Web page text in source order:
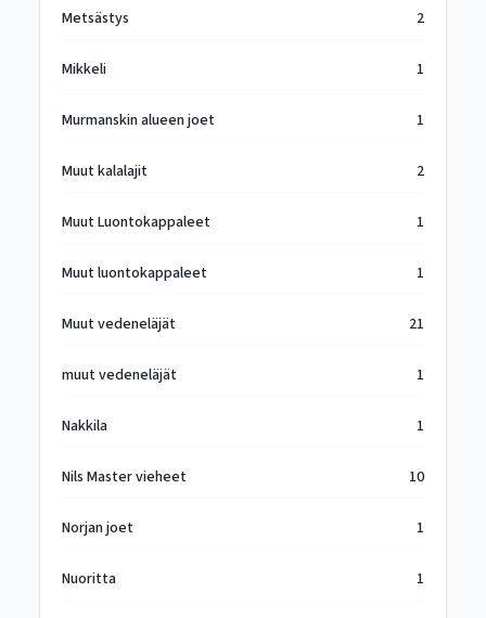
Metsästys 2
Mikkeli 1
Murmanskin alueen joet 1
Muut kalalajit 2
Muut Luontokappaleet 1
Muut luontokappaleet 1
Muut vedeneläjät 21
muut vedeneläjät 1
Nakkila 1
Nils Master vieheet 10
Norjan joet 1
Nuoritta 1